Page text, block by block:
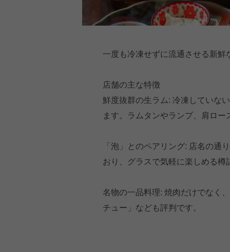
一度も冷凍せずに流通させる新
店舗の主な特徴
鮮度抜群の生ラム: 冷凍していな
ます。ラムタンやランプ、肩ロ
「泡」とのペアリング: 店名の通
おり、グラスで気軽に楽しめる
名物の一品料理: 焼肉だけでなく
チュー」なども評判です。